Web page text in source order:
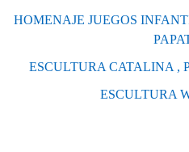
HOMENAJE JUEGOS
ESCULTURA CATALINA ,
ESCULTURA